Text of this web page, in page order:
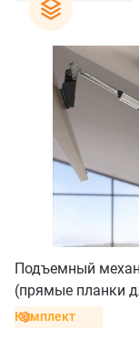
Подъемный
(прямые планки
винтом для
Комплект